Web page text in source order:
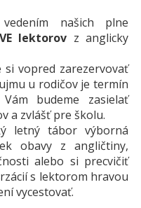
našich plne
lektorov z anglicky
vopred zarezervovať
u rodičov je termín
budeme zasielať
a zvlášť pre školu.
letný tábor výborná
obavy z angličtiny,
alebo si precvičiť
s lektorom hravou
vycestovať.